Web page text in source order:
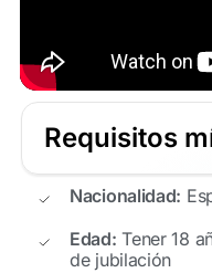
Requisitos
Nacionalidad:
Edad: Tener 18
de jubilación